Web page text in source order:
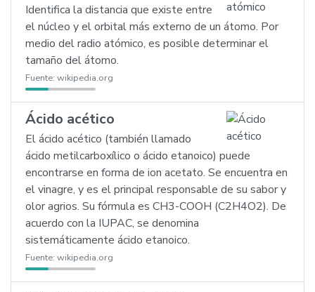
Identifica la distancia que existe entre
el núcleo y el orbital más externo de un átomo. Por
medio del radio atómico, es posible determinar el
tamaño del átomo.
Fuente: wikipedia.org
Ácido acético
El ácido acético (también llamado
ácido metilcarboxílico o ácido etanoico) puede
encontrarse en forma de ion acetato. Se encuentra en
el vinagre, y es el principal responsable de su sabor y
olor agrios. Su fórmula es CH3-COOH (C2H4O2). De
acuerdo con la IUPAC, se denomina
sistemáticamente ácido etanoico.
Fuente: wikipedia.org